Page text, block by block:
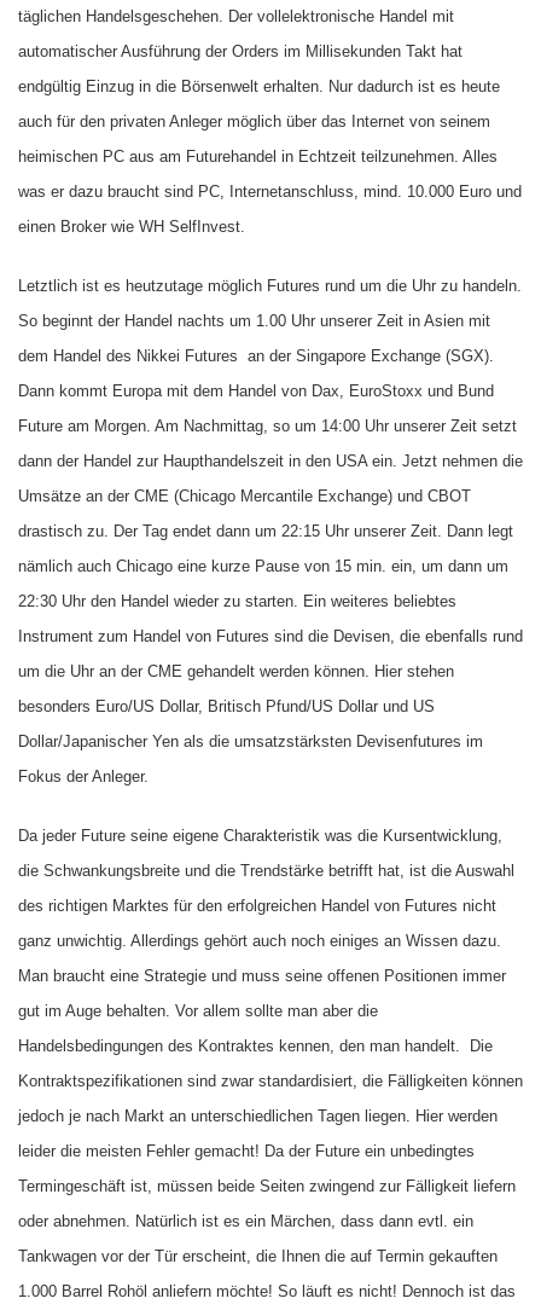
täglichen Handelsgeschehen. Der vollelektronische Handel mit
automatischer Ausführung der Orders im Millisekunden Takt hat
endgültig Einzug in die Börsenwelt erhalten. Nur dadurch ist es heute
auch für den privaten Anleger möglich über das Internet von seinem
heimischen PC aus am Futurehandel in Echtzeit teilzunehmen. Alles
was er dazu braucht sind PC, Internetanschluss, mind. 10.000 Euro und
einen Broker wie WH SelfInvest.
Letztlich ist es heutzutage möglich Futures rund um die Uhr zu handeln.
So beginnt der Handel nachts um 1.00 Uhr unserer Zeit in Asien mit
dem Handel des Nikkei Futures an der Singapore Exchange (SGX).
Dann kommt Europa mit dem Handel von Dax, EuroStoxx und Bund
Future am Morgen. Am Nachmittag, so um 14:00 Uhr unserer Zeit setzt
dann der Handel zur Haupthandelszeit in den USA ein. Jetzt nehmen die
Umsätze an der CME (Chicago Mercantile Exchange) und CBOT
drastisch zu. Der Tag endet dann um 22:15 Uhr unserer Zeit. Dann legt
nämlich auch Chicago eine kurze Pause von 15 min. ein, um dann um
22:30 Uhr den Handel wieder zu starten. Ein weiteres beliebtes
Instrument zum Handel von Futures sind die Devisen, die ebenfalls rund
um die Uhr an der CME gehandelt werden können. Hier stehen
besonders Euro/US Dollar, Britisch Pfund/US Dollar und US
Dollar/Japanischer Yen als die umsatzstärksten Devisenfutures im
Fokus der Anleger.
Da jeder Future seine eigene Charakteristik was die Kursentwicklung,
die Schwankungsbreite und die Trendstärke betrifft hat, ist die Auswahl
des richtigen Marktes für den erfolgreichen Handel von Futures nicht
ganz unwichtig. Allerdings gehört auch noch einiges an Wissen dazu.
Man braucht eine Strategie und muss seine offenen Positionen immer
gut im Auge behalten. Vor allem sollte man aber die
Handelsbedingungen des Kontraktes kennen, den man handelt.
Die
Kontraktspezifikationen sind zwar standardisiert, die Fälligkeiten können
jedoch je nach Markt an unterschiedlichen Tagen liegen. Hier werden
leider die meisten Fehler gemacht! Da der Future ein unbedingtes
Termingeschäft ist, müssen beide Seiten zwingend zur Fälligkeit liefern
oder abnehmen. Natürlich ist es ein Märchen, dass dann evtl. ein
Tankwagen vor der Tür erscheint, die Ihnen die auf Termin gekauften
1.000 Barrel Rohöl anliefern möchte! So läuft es nicht! Dennoch ist das